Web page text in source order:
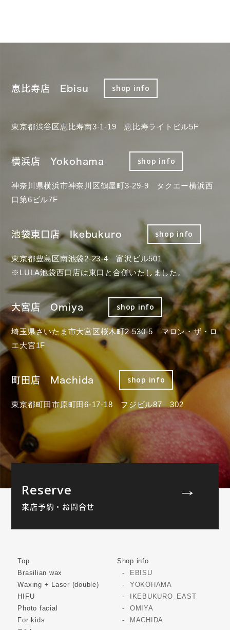
恵比寿店 Ebisu shop info
東京都渋谷区恵比寿南3-1-19 恵比寿ライトビル5F
横浜店 Yokohama shop info
神奈川県横浜市神奈川区鶴屋町3-29-9 タクエー横浜西
口第6ビル7F
池袋東口店 Ikebukuro shop info
東京都豊島区南池袋2-23-4 富沢ビル501
※LULA池袋西口店は東口と合併いたしました。
大宮店 Omiya shop info
埼玉県さいたま市大宮区桜木町2-530-5 マロン・ザ・ロ
エ大宮1F
町田店 Machida shop info
東京都町田市原町田6-17-18 フジビル87 302
Reserve
来店予約・お問合せ
Top
Brasilian wax
Waxing + Laser (double)
HIFU
Photo facial
For kids
Shop info
EBISU
YOKOHAMA
IKEBUKURO_EAST
OMIYA
MACHIDA